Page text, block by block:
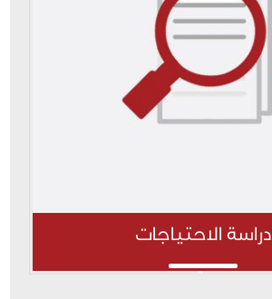
دراسة الاحتياجات